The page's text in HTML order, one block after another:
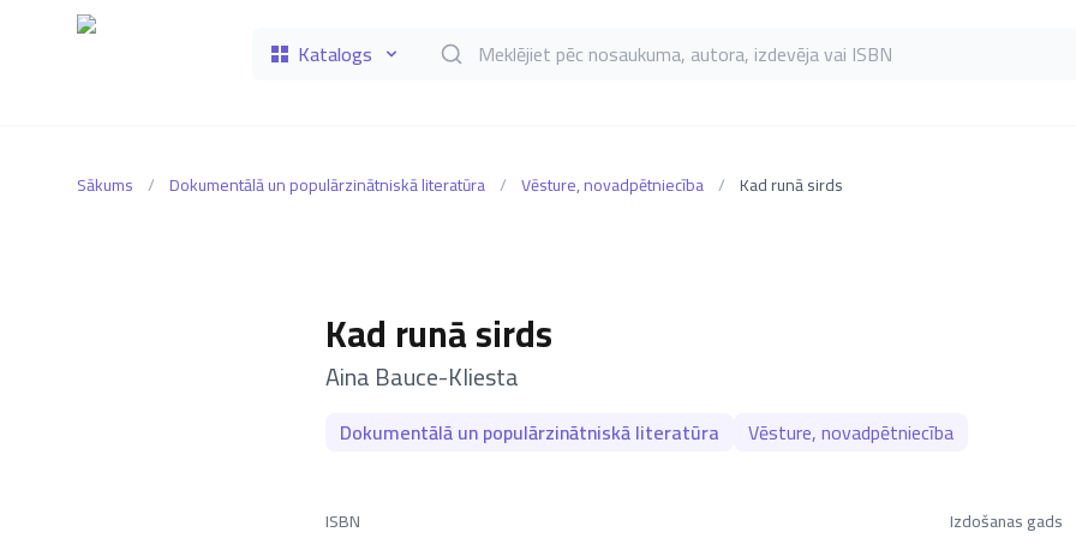
Katalogs Meklēt grāmatas pēc nosaukuma, autora, izdevēja vai ISBN
Sākums / Dokumentālā un populārzinātniskā literatūra / Vēsture, novadpētniecība / Kad runā sirds
Kad runā sirds
–
Aina Bauce-Kliesta
Dokumentālā un populārzinātniskā literatūra Vēsture, novadpētniecība
ISBN Izdošanas gads